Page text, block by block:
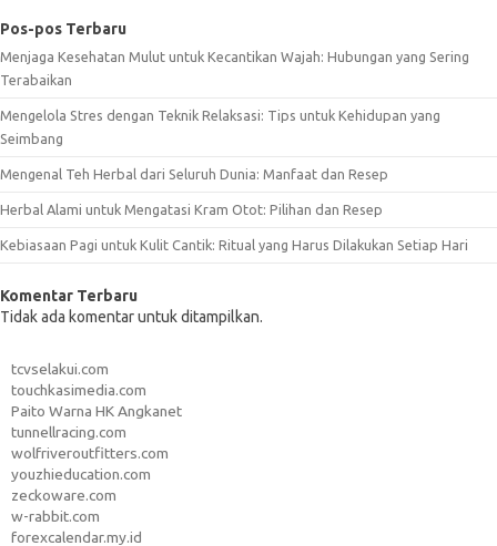
Pos-pos Terbaru
Menjaga Kesehatan Mulut untuk Kecantikan Wajah: Hubungan yang Sering
Terabaikan
Mengelola Stres dengan Teknik Relaksasi: Tips untuk Kehidupan yang
Seimbang
Mengenal Teh Herbal dari Seluruh Dunia: Manfaat dan Resep
Herbal Alami untuk Mengatasi Kram Otot: Pilihan dan Resep
Kebiasaan Pagi untuk Kulit Cantik: Ritual yang Harus Dilakukan Setiap Hari
Komentar Terbaru
Tidak ada komentar untuk ditampilkan.
tcvselakui.com
touchkasimedia.com
Paito Warna HK Angkanet
tunnellracing.com
wolfriveroutfitters.com
youzhieducation.com
zeckoware.com
w-rabbit.com
forexcalendar.my.id